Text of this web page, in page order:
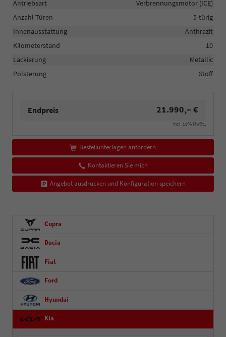
Antriebsart
Verbrennungsmotor (ICE)
Anzahl Türen
5-türig
Innenausstattung
Anthrazit
Kilometerstand
10
Lackierung
Metallic
Polsterung
Stoff
Endpreis 21.990,– €
incl. 19% MwSt.,
Bestellunterlagen anfordern
Kontaktieren Sie mich
Angebot ausdrucken und Konfiguration speichern
Cupra
Dacia
Fiat
Ford
Hyundai
Kia